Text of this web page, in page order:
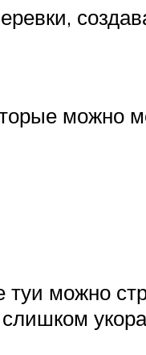
можно
туи можно